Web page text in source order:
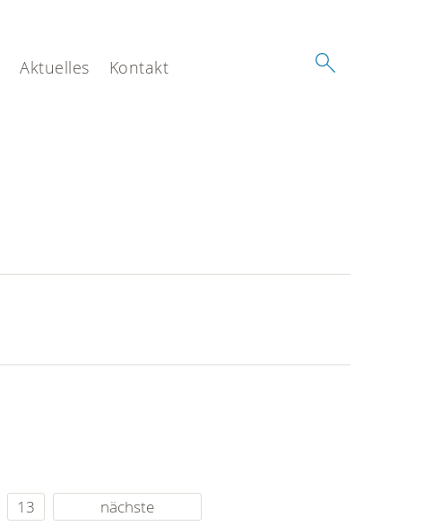
Aktuelles Kontakt
13 nächste